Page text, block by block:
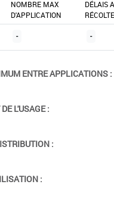
NOMBRE MAX
D'APPLICATION
DÉLAIS
RÉCOLTE
- -
ENTRE APPLICATIONS :
L'USAGE :
:
: